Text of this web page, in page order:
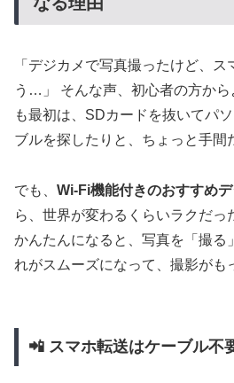
「デジカメで写真撮ったけど、
う…」 そんな声、初心者の方から
も最初は、SDカードを抜いてパ
ブルを探したりと、ちょっと手間
でも、 Wi-Fi機能付きのおすすめデ
ら、世界が変わるくらいラクだっ
かんたんになると、写真を「撮る
れがスムーズになって、撮影がも
📲 スマホ転送はケーブル不